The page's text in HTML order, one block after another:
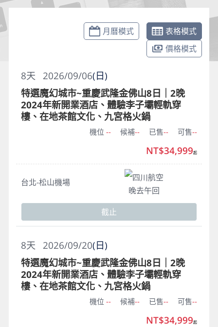
月曆模式
表格模式
價格模式
2026/09/06(日)
8天
特選魔幻城市~重慶武隆金佛山8日｜2晚
2024年新開業酒店、體驗李子壩輕軌穿
樓、在地茶館文化、九宮格火鍋
機位 -- 候補-- 已售-- 可售--
台北-松山機場
四川航空
晚去午回
NT$34,999起
截止
2026/09/20(日)
8天
特選魔幻城市~重慶武隆金佛山8日｜2晚
2024年新開業酒店、體驗李子壩輕軌穿
樓、在地茶館文化、九宮格火鍋
機位 -- 候補-- 已售-- 可售--
NT$34,999起